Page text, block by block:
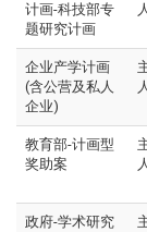
计画-科技部专
题研究计画
企业产学计画
(含公营及私人
企业)
教育部-计画型
奖助案
政府-学术研究